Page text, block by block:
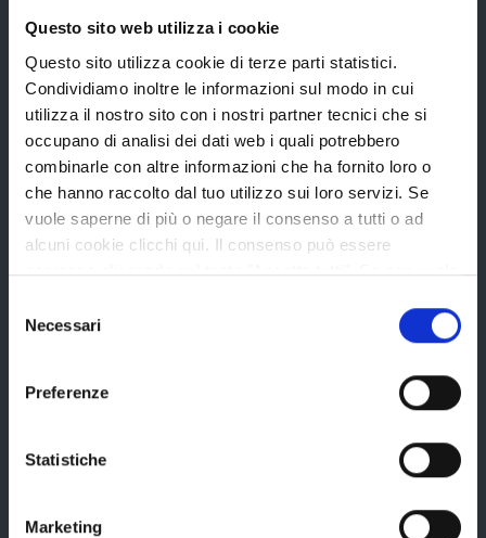
Questo sito web utilizza i cookie
Questo sito utilizza cookie di terze parti statistici.
Condividiamo inoltre le informazioni sul modo in cui
utilizza il nostro sito con i nostri partner tecnici che si
occupano di analisi dei dati web i quali potrebbero
combinarle con altre informazioni che ha fornito loro o
che hanno raccolto dal tuo utilizzo sui loro servizi. Se
vuole saperne di più o negare il consenso a tutti o ad
alcuni cookie clicchi qui. Il consenso può essere
espresso cliccando sul tasto "Accetta tutti". Se non vuole
tasto "Rifiuta".
delNecessari
Preferenze
Statistiche
Marketing
Bandi e avvisi
Bandi di gara
Concorsi e selezioni
In scadenza
Istruzione